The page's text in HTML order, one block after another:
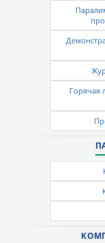
Горячая